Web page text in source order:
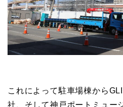
これによって駐車場棟から
社、そして神戸ポートミュー